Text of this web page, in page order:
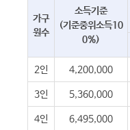
가구
원수
소득기준
(기준중위소득10
0%)
2인 4,200,000
3인 5,360,000
4인 6,495,000